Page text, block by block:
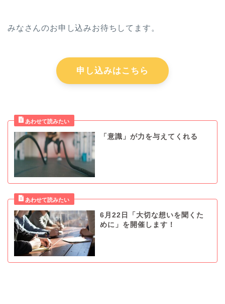
みなさんのお申し込みお待ちしてます。
申し込みはこちら
「意識」が力を与えてくれる
6月22日「大切な想いを聞くた
めに」を開催します！